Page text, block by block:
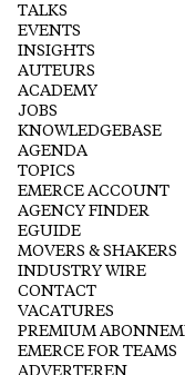
TALKS
EVENTS
INSIGHTS
AUTEURS
ACADEMY
JOBS
KNOWLEDGEBASE
AGENDA
TOPICS
EMERCE ACCOUNT
AGENCY FINDER
EGUIDE
MOVERS & SHAKERS
INDUSTRY WIRE
CONTACT
VACATURES
PREMIUM
EMERCE FOR TEAMS
ADVERTEREN